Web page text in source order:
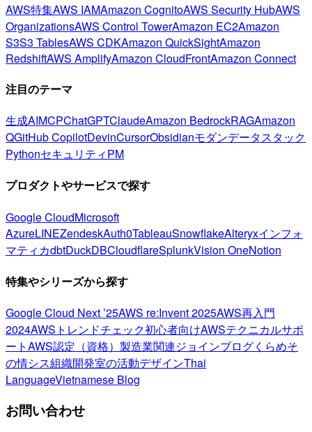
AWS特集AWS IAMAmazon CognitoAWS Security HubAWS
OrganizationsAWS Control TowerAmazon EC2Amazon
S3S3 TablesAWS CDKAmazon QuickSightAmazon
RedshiftAWS AmplifyAmazon CloudFrontAmazon Connect
注目のテーマ
生成AIMCPChatGPTClaudeAmazon BedrockRAGAmazon
QGitHub CopilotDevinCursorObsidianモダンデータスタック
PythonセキュリティPM
プロダクトやサービスで探す
Google CloudMicrosoft
AzureLINEZendeskAuth0TableauSnowflakeAlteryxインフォ
マティカdbtDuckDBCloudflareSplunkVision OneNotion
特集やシリーズから探す
Google Cloud Next ’25AWS re:Invent 2025AWS再入門
2024AWSトレンドチェック初心者向けAWSテクニカルサポ
ートAWS認定（資格） 製造業関連ジョインブログくらめそ
の情シス組織開発室の活動デザインThai
LanguageVietnamese Blog
お問い合わせ